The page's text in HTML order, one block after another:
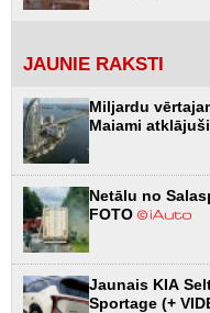
JAUNIE RAKSTI
Miljardu
Maiami
Netālu no
FOTO
Jaunais KIA
Sportage (+